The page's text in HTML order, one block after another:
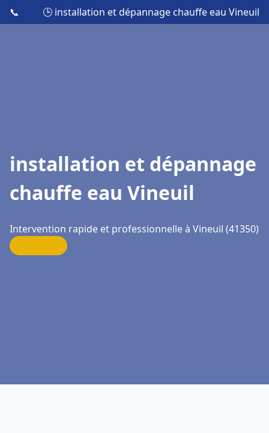
📞 🕒 installation et dépannage chauffe eau Vineuil
installation et dépannage
chauffe eau Vineuil
Intervention rapide et professionnelle à Vineuil (41350)